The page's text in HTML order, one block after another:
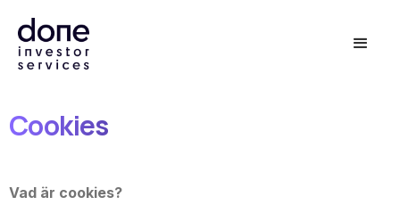
Cookies
Vad är cookies?